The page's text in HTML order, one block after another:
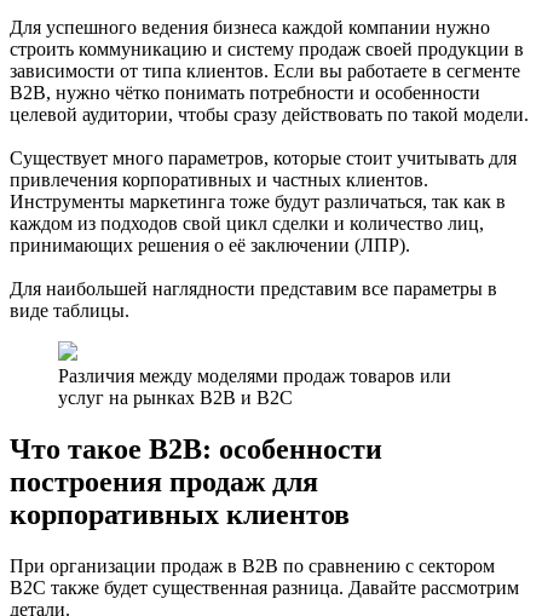
Для успешного ведения бизнеса каждой компании нужно
строить коммуникацию и систему продаж своей продукции в
зависимости от типа клиентов. Если вы работаете в сегменте
B2B, нужно чётко понимать потребности и особенности
целевой аудитории, чтобы сразу действовать по такой модели.
Существует много параметров, которые стоит учитывать для
привлечения корпоративных и частных клиентов.
Инструменты маркетинга тоже будут различаться, так как в
каждом из подходов свой цикл сделки и количество лиц,
принимающих решения о её заключении (ЛПР).
Для наибольшей наглядности представим все параметры в
виде таблицы.
Различия между моделями продаж товаров или
услуг на рынках B2B и B2C
Что такое B2B: особенности
построения продаж для
корпоративных клиентов
При организации продаж в B2B по сравнению с сектором
B2C также будет существенная разница. Давайте рассмотрим
детали.